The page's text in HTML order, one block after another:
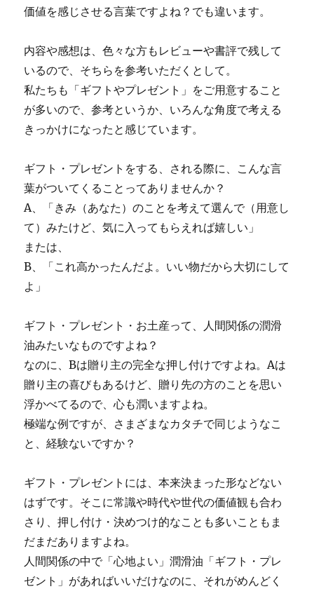
価値を感じさせる言葉ですよね？でも違います。
内容や感想は、色々な方もレビューや書評で残して
いるので、そちらを参考いただくとして。
私たちも「ギフトやプレゼント」をご用意すること
が多いので、参考というか、いろんな角度で考える
きっかけになったと感じています。
ギフト・プレゼントをする、される際に、こんな言
葉がついてくることってありませんか？
A、「きみ（あなた）のことを考えて選んで（用意し
て）みたけど、気に入ってもらえれば嬉しい」
または、
B、「これ高かったんだよ。いい物だから大切にして
よ」
ギフト・プレゼント・お土産って、人間関係の潤滑
油みたいなものですよね？
なのに、Bは贈り主の完全な押し付けですよね。Aは
贈り主の喜びもあるけど、贈り先の方のことを思い
浮かべてるので、心も潤いますよね。
極端な例ですが、さまざまなカタチで同じようなこ
と、経験ないですか？
ギフト・プレゼントには、本来決まった形などない
はずです。そこに常識や時代や世代の価値観も合わ
さり、押し付け・決めつけ的なことも多いこともま
だまだありますよね。
人間関係の中で「心地よい」潤滑油「ギフト・プレ
ゼント」があればいいだけなのに、それがめんどく